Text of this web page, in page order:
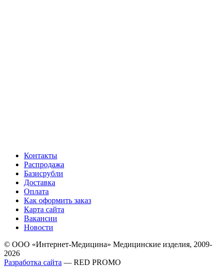
Контакты
Распродажа
Базисрубли
Доставка
Оплата
Как оформить заказ
Карта сайта
Вакансии
Новости
© ООО «Интернет-Медицина» Медицинские изделия, 2009-
2026
Разработка сайта — RED PROMO